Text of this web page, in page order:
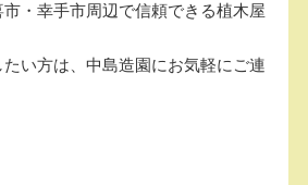
・幸手市周辺で信頼できる植木屋
い方は、中島造園にお気軽にご連